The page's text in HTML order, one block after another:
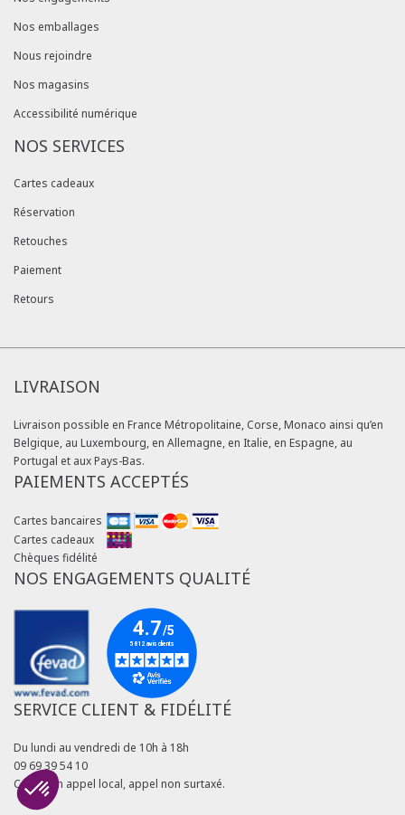
Nos emballages
Nous rejoindre
Nos magasins
Accessibilité numérique
NOS SERVICES
Cartes cadeaux
Réservation
Retouches
Paiement
Retours
LIVRAISON
Livraison possible en France Métropolitaine, Corse, Monaco ainsi qu’en
Belgique, au Luxembourg, en Allemagne, en Italie, en Espagne, au
Portugal et aux Pays-Bas.
PAIEMENTS ACCEPTÉS
Cartes bancaires
Cartes cadeaux
Chèques fidélité
NOS ENGAGEMENTS QUALITÉ
SERVICE CLIENT & FIDÉLITÉ
Du lundi au vendredi de 10h à 18h
09 69 39 54 10
Coût d'un appel local, appel non surtaxé.